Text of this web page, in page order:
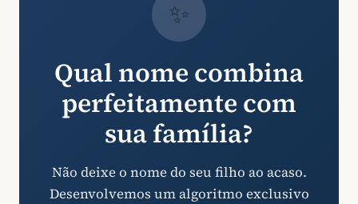
✨
Qual nome combina
perfeitamente com
sua família?
Não deixe o nome do seu filho ao acaso.
Desenvolvemos um algoritmo exclusivo